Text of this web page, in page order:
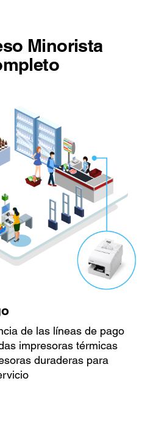
Minorista
de las líneas de pago
impresoras térmicas
duraderas para